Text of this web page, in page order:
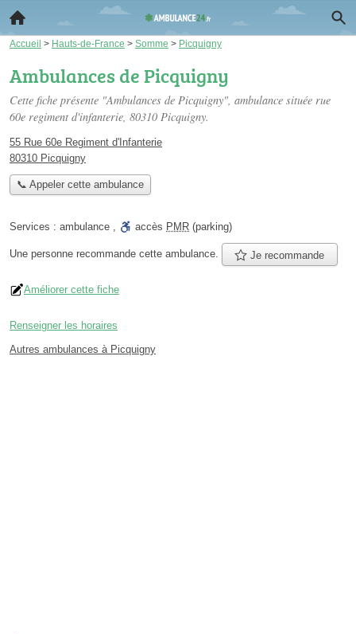
Accueil > Hauts-de-France > Somme > Picquigny
Ambulances de Picquigny
Cette fiche présente "Ambulances de Picquigny", ambulance située rue
60e regiment d'infanterie, 80310 Picquigny.
55 Rue 60e Regiment d'Infanterie
80310 Picquigny
📞 Appeler cette ambulance
Services : ambulance , accès PMR (parking)
Une personne recommande cette ambulance. Je recommande
Améliorer cette fiche
Renseigner les horaires
Autres ambulances à Picquigny